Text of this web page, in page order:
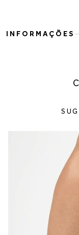
INFORMAÇÕES
silhueta, enquanto o
Detalhes do produto:
Fechamento: calce fácil
Altura do salto:
Diferenciais: design
silhueta, acabamento
34 —
35 —
36 —